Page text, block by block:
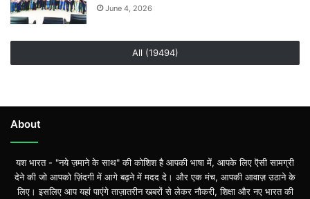
June 4, 2026
All (19494)
About
यश भारत - "नये ज़माने के साथ" की कोशिश है आपकी भाषा में, आपके लिए ऎसी सामग्री
देने की जो आपको ज़िंदगी में आगे बढ़ने में मदद दे। और एक मंच, आपकी आवाज़ उठाने के
लिए। इसलिए आप यहां पाएंगे ताज़ातरीन खबरों से लेकर नौकरी, शिक्षा और नए भारत की